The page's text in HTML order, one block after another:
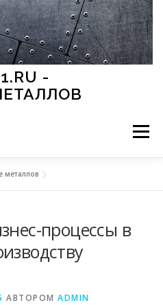
-
Меню
СРЕДА
металлов
процессы в
АВТОРОМ ADMIN